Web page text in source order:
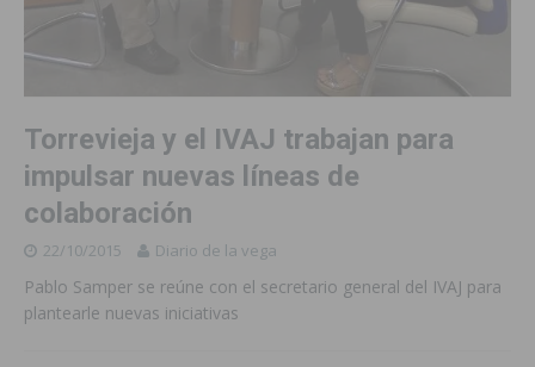
Torrevieja y el IVAJ trabajan para
impulsar nuevas líneas de
colaboración
22/10/2015 Diario de la vega
Pablo Samper se reúne con el secretario general del IVAJ para
plantearle nuevas iniciativas